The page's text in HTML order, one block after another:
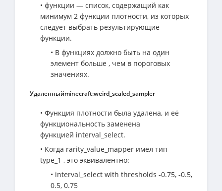
• функции — список, содержащий как
минимум 2 функции плотности, из которых
следует выбрать результирующие
функции.
• В функциях должно быть на один
элемент больше , чем в пороговых
значениях.
Удаленныйminecraft:weird_scaled_sampler
• Функция плотности была удалена, и её
функциональность заменена
функцией interval_select.
• Когда rarity_value_mapper имел тип
type_1 , это эквивалентно:
• interval_select with thresholds -0.75, -0.5,
0.5, 0.75